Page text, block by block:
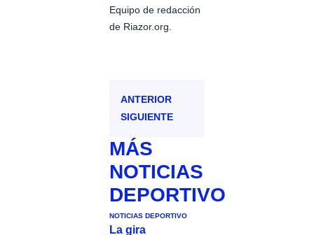
Equipo de redacción
de Riazor.org.
ANTERIOR
SIGUIENTE
MÁS
NOTICIAS
DEPORTIVO
NOTICIAS DEPORTIVO
La gira